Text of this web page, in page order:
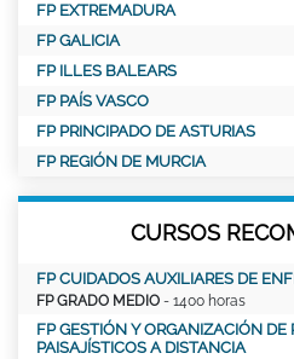
FP EXTREMADURA
FP GALICIA
FP ILLES BALEARS
FP PAÍS VASCO
FP PRINCIPADO DE ASTURIAS
FP REGIÓN DE MURCIA
CURSOS
FP CUIDADOS AUXILIARES DE
FP GRADO MEDIO - 1400 horas
FP GESTIÓN Y ORGANIZACIÓN
PAISAJÍSTICOS A DISTANCIA